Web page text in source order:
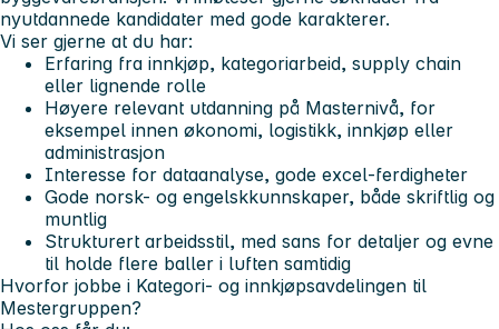
nyutdannede kandidater med gode karakterer.
Vi ser gjerne at du har:
Erfaring fra innkjøp, kategoriarbeid, supply chain
eller lignende rolle
Høyere relevant utdanning på Masternivå, for
eksempel innen økonomi, logistikk, innkjøp eller
administrasjon
Interesse for dataanalyse, gode excel-ferdigheter
Gode norsk- og engelskkunnskaper, både skriftlig og
muntlig
Strukturert arbeidsstil, med sans for detaljer og evne
til holde flere baller i luften samtidig
Hvorfor jobbe i Kategori- og innkjøpsavdelingen til
Mestergruppen?